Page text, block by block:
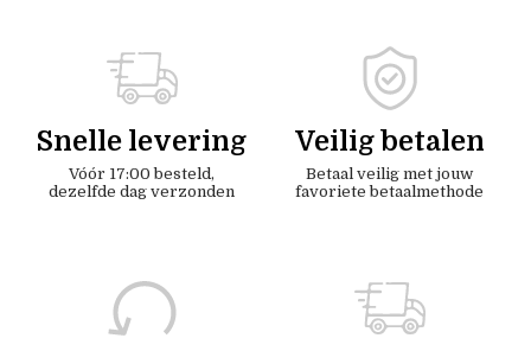
Snelle levering
Vóór 17:00 besteld,
dezelfde dag verzonden
Veilig betalen
Betaal veilig met jouw
favoriete betaalmethode